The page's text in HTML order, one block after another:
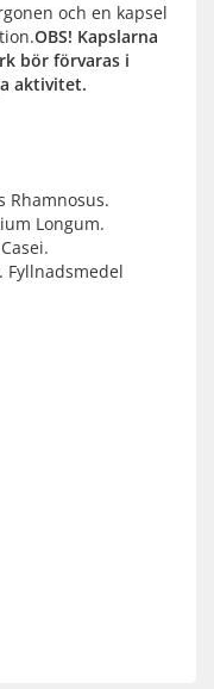
och en kapsel
OBS! Kapslarna
bör förvaras i
aktivitet.
Rhamnosus.
Longum.